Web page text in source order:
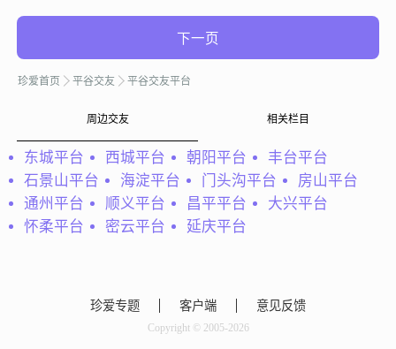
下一页
珍爱首页 平谷交友 平谷交友平台
周边交友 相关栏目
东城平台 西城平台 朝阳平台
丰台平台
石景山平台
海淀平台 门头沟平台
房山平台
通州平台
顺义平台 昌平平台
大兴平台
怀柔平台
密云平台 延庆平台
珍爱专题 客户端 意见反馈
Copyright © 2005-2026